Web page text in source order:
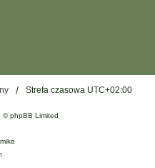
Strefa czasowa UTC+02:00
© phpBB Limited